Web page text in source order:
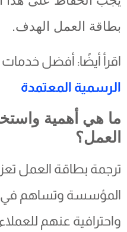
بطاقة العمل الهدف.
اقرأ أيضًا: أفضل خدمات
الرسمية المعتمدة
ما هي أهمية
العمل؟
ترجمة بطاقة العمل
المؤسسة وتساهم في
واحترافية عنهم